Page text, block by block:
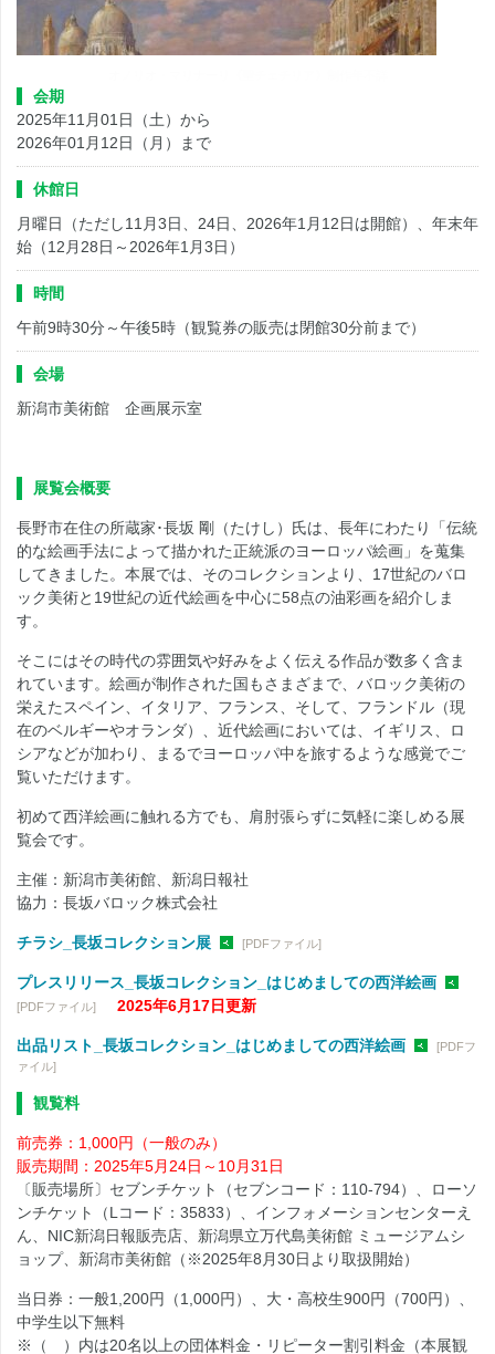
会期
2025年11月01日（土）から
2026年01月12日（月）まで
休館日
月曜日（ただし11月3日、24日、2026年1月12日は開館）、年末年
始（12月28日～2026年1月3日）
時間
午前9時30分～午後5時（観覧券の販売は閉館30分前まで）
会場
新潟市美術館 企画展示室
展覧会概要
長野市在住の所蔵家･長坂 剛（たけし）氏は、長年にわたり「伝統
的な絵画手法によって描かれた正統派のヨーロッパ絵画」を蒐集
してきました。本展では、そのコレクションより、17世紀のバロ
ック美術と19世紀の近代絵画を中心に58点の油彩画を紹介しま
す。
そこにはその時代の雰囲気や好みをよく伝える作品が数多く含ま
れています。絵画が制作された国もさまざまで、バロック美術の
栄えたスペイン、イタリア、フランス、そして、フランドル（現
在のベルギーやオランダ）、近代絵画においては、イギリス、ロ
シアなどが加わり、まるでヨーロッパ中を旅するような感覚でご
覧いただけます。
初めて西洋絵画に触れる方でも、肩肘張らずに気軽に楽しめる展
覧会です。
主催：新潟市美術館、新潟日報社
協力：長坂バロック株式会社
チラシ_長坂コレクション展 [PDFファイル]
プレスリリース_長坂コレクション_はじめましての西洋絵画
[PDFファイル] 2025年6月17日更新
出品リスト_長坂コレクション_はじめましての西洋絵画
[PDFフ
ァイル]
観覧料
前売券：1,000円（一般のみ）
販売期間：2025年5月24日～10月31日
〔販売場所〕セブンチケット（セブンコード：110-794）、ローソ
ンチケット（Lコード：35833）、インフォメーションセンターえ
ん、NIC新潟日報販売店、新潟県立万代島美術館 ミュージアムシ
ョップ、新潟市美術館（※2025年8月30日より取扱開始）
当日券：一般1,200円（1,000円）、大・高校生900円（700円）、
中学生以下無料
※（ ）内は20名以上の団体料金・リピーター割引料金（本展観